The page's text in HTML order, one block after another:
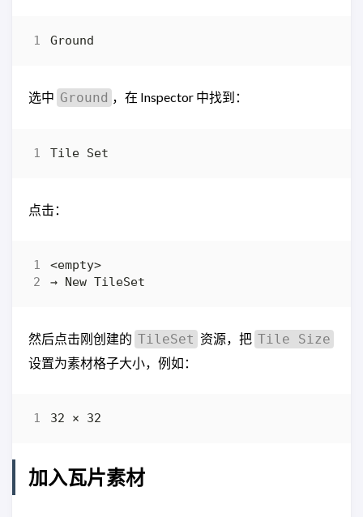
选中 Ground ，在 Inspector 中找到：
点击：
然后点击刚创建的 TileSet 资源，把 Tile Size
设置为素材格子大小，例如：
加入瓦片素材